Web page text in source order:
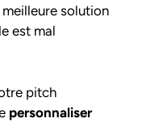
solution
est mal
pitch
personnaliser